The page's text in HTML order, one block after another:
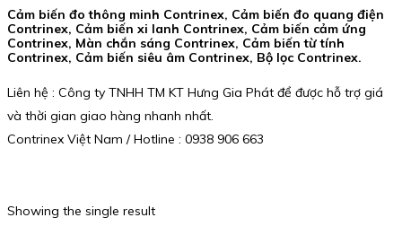
Cảm biến đo thông minh Contrinex, Cảm biến đo quang điện
Contrinex, Cảm biến xi lanh Contrinex, Cảm biến cảm ứng
Contrinex, Màn chắn sáng Contrinex, Cảm biến từ tính
Contrinex, Cảm biến siêu âm Contrinex, Bộ lọc Contrinex.
Liên hệ : Công ty TNHH TM KT Hưng Gia Phát để được hỗ trợ giá
và thời gian giao hàng nhanh nhất.
Contrinex Việt Nam / Hotline : 0938 906 663
Showing the single result